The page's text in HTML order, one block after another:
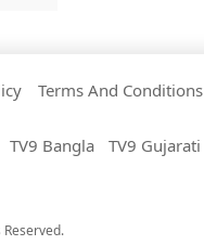
Terms And Conditions
TV9 Bangla TV9 Gujarati